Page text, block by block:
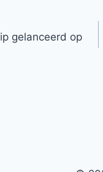
gelanceerd op